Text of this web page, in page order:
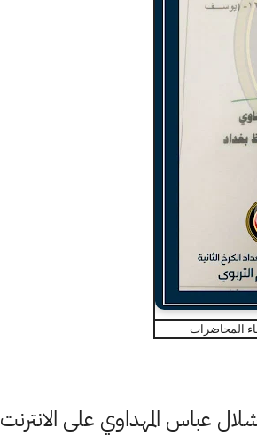
عباس المهداوي على الانترنت